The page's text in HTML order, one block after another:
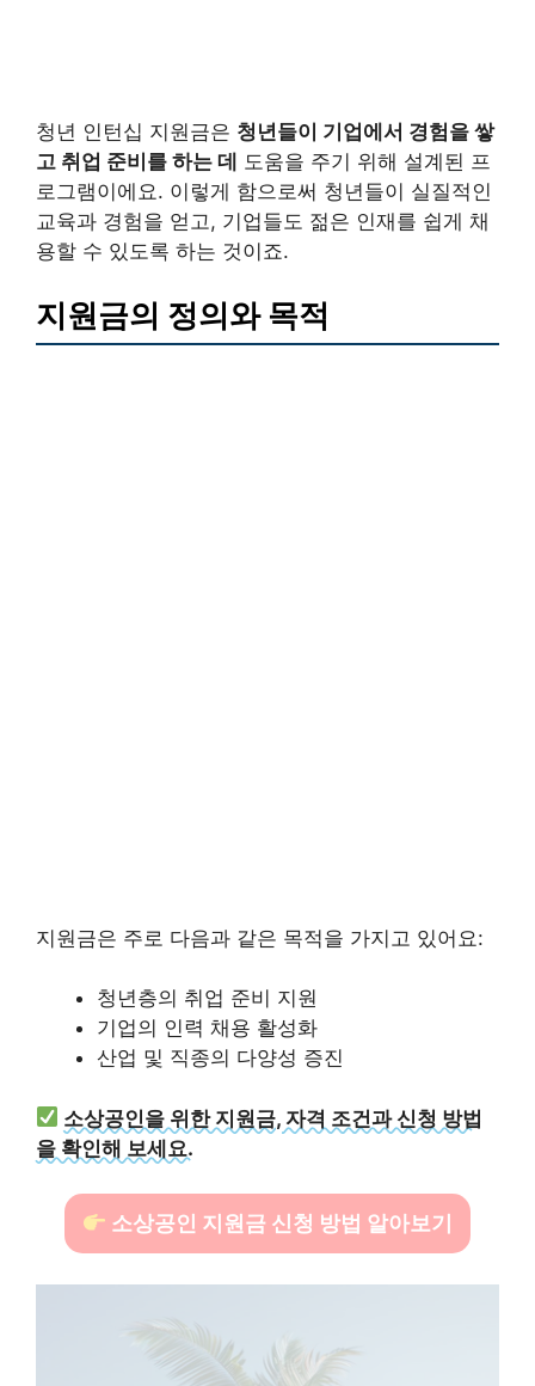
청년 인턴십 지원금은 청년들이 기업에서 경험을 쌓
고 취업 준비를 하는 데
도움을 주기 위해 설계된 프
로그램이에요. 이렇게 함으로써 청년들이 실질적인
교육과 경험을 얻고, 기업들도 젊은 인재를 쉽게 채
용할 수 있도록 하는 것이죠.
지원금의 정의와 목적
지원금은 주로 다음과 같은 목적을 가지고 있어요:
청년층의 취업 준비 지원
기업의 인력 채용 활성화
산업 및 직종의 다양성 증진
소상공인을 위한 지원금, 자격 조건과 신청 방법
을 확인해 보세요.
소상공인 지원금 신청 방법 알아보기